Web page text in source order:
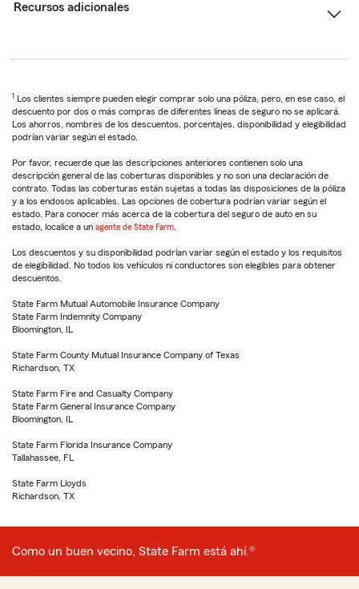
Recursos adicionales
1 Los clientes siempre pueden elegir comprar solo una póliza, pero, en ese caso, el
descuento por dos o más compras de diferentes líneas de seguro no se aplicará.
Los ahorros, nombres de los descuentos, porcentajes, disponibilidad y elegibilidad
podrían variar según el estado.
Por favor, recuerde que las descripciones anteriores contienen solo una
descripción general de las coberturas disponibles y no son una declaración de
contrato. Todas las coberturas están sujetas a todas las disposiciones de la póliza
y a los endosos aplicables. Las opciones de cobertura podrían variar según el
estado. Para conocer más acerca de la cobertura del seguro de auto en su
estado, localice a un agente de State Farm
Los descuentos y su disponibilidad podrían variar según el estado y los requisitos
de elegibilidad. No todos los vehículos ni conductores son elegibles para obtener
descuentos.
State Farm Mutual Automobile Insurance Company
State Farm Indemnity Company
Bloomington, IL
State Farm County Mutual Insurance Company of Texas
Richardson, TX
State Farm Fire and Casualty Company
State Farm General Insurance Company
Bloomington, IL
State Farm Florida Insurance Company
Tallahassee, FL
State Farm Lloyds
Richardson, TX
Como un buen vecino, State Farm está ahí.®